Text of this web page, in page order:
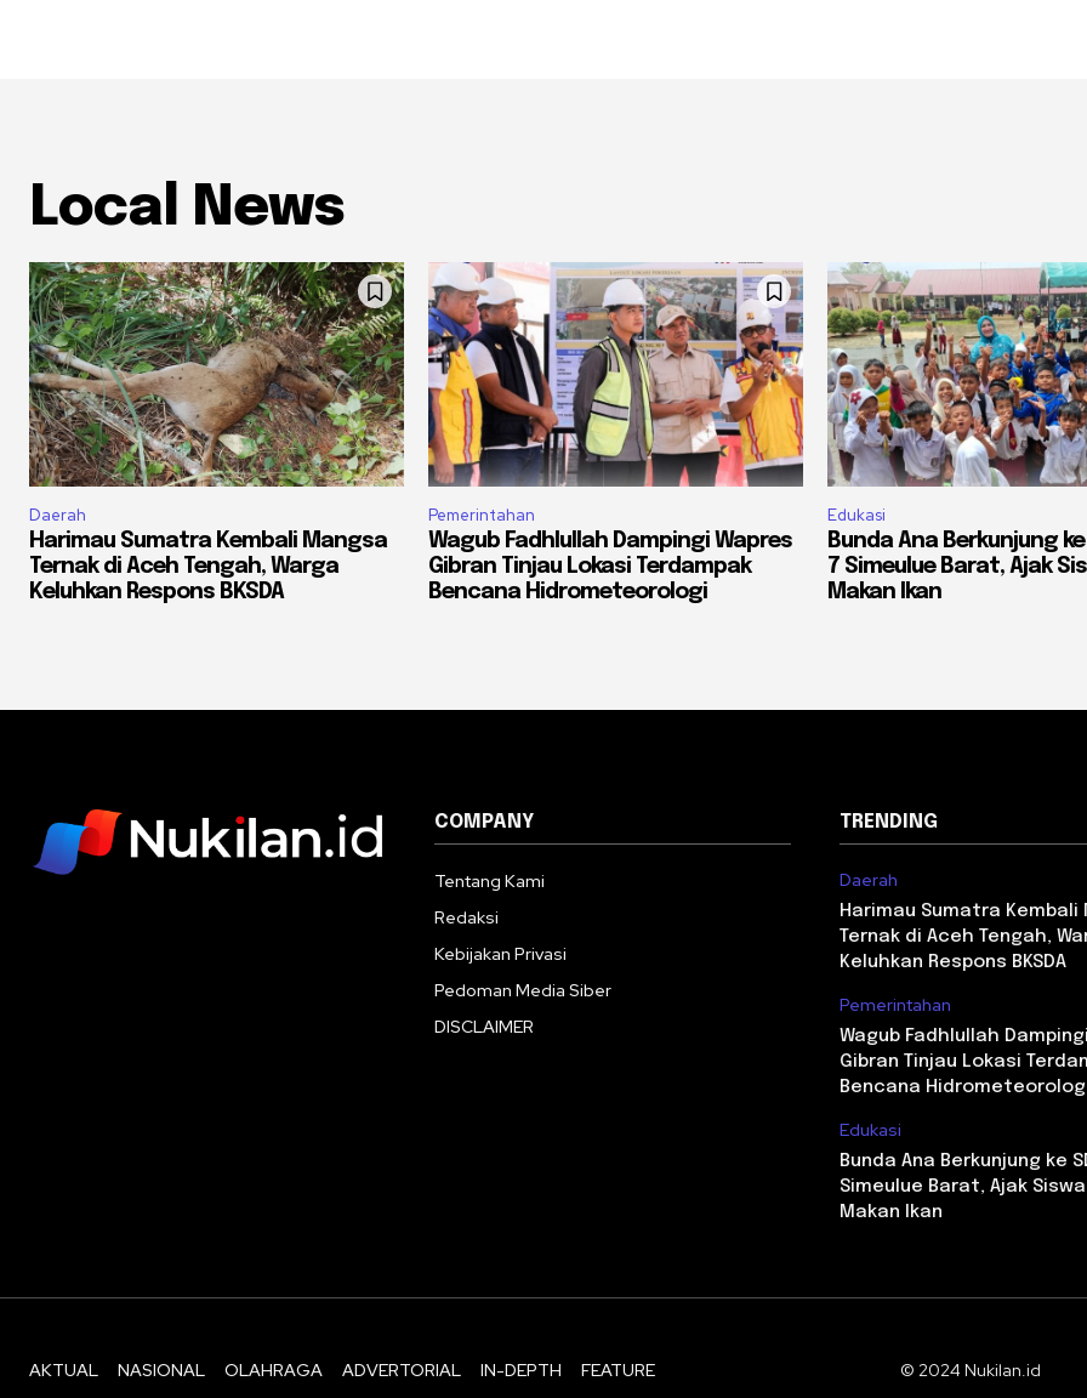
Local News
Daerah
Harimau Sumatra Kembali Mangsa
Ternak di Aceh Tengah, Warga
Keluhkan Respons BKSDA
Pemerintahan
Wagub Fadhlullah Dampingi Wapres
Gibran Tinjau Lokasi Terdampak
Bencana Hidrometeorologi
Edukasi
Bunda Ana Berkunjung
7 Simeulue Barat, Ajak
Makan Ikan
COMPANY
Tentang Kami
Redaksi
Kebijakan Privasi
Pedoman Media Siber
DISCLAIMER
TRENDING
Daerah
Harimau Sumatra Kembali
Ternak di Aceh Tengah,
Keluhkan Respons BKSDA
Pemerintahan
Wagub Fadhlullah
Gibran Tinjau Lokasi
Bencana
Edukasi
Bunda Ana Berkunjung ke
Simeulue Barat, Ajak
Makan Ikan
AKTUAL NASIONAL OLAHRAGA ADVERTORIAL IN-DEPTH FEATURE © 2024 Nukilan.id